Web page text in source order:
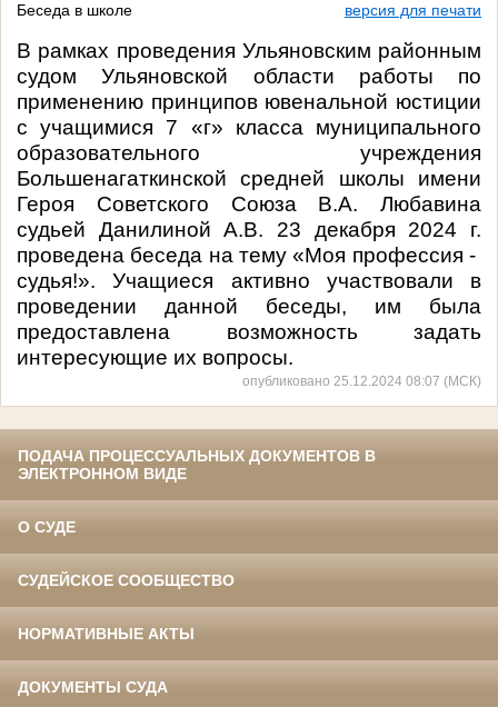
Беседа в школе
версия для печати
В рамках проведения Ульяновским районным
судом Ульяновской области работы по
применению принципов ювенальной юстиции
с учащимися 7 «г» класса муниципального
образовательного учреждения
Большенагаткинской средней школы имени
Героя Советского Союза В.А. Любавина
судьей Данилиной А.В. 23 декабря 2024 г.
проведена беседа на тему «Моя профессия -
судья!». Учащиеся активно участвовали в
проведении данной беседы, им была
предоставлена возможность задать
интересующие их вопросы.
опубликовано 25.12.2024 08:07 (МСК)
ПОДАЧА ПРОЦЕССУАЛЬНЫХ ДОКУМЕНТОВ В
ЭЛЕКТРОННОМ ВИДЕ
О СУДЕ
СУДЕЙСКОЕ СООБЩЕСТВО
НОРМАТИВНЫЕ АКТЫ
ДОКУМЕНТЫ СУДА